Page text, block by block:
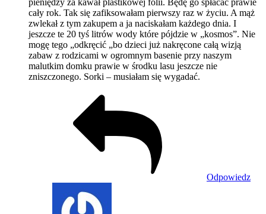
cały rok. Tak się zafiksowałam pierwszy raz w życiu. A mąż
zwlekał z tym zakupem a ja naciskałam każdego dnia. I
jeszcze te 20 tyś litrów wody które pójdzie w „kosmos”. Nie
mogę tego „odkręcić „bo dzieci już nakręcone całą wizją
zabaw z rodzicami w ogromnym basenie przy naszym
malutkim domku prawie w środku lasu jeszcze nie
zniszczonego. Sorki – musiałam się wygadać.
Odpowiedz